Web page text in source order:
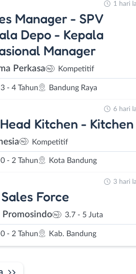
Manager - SPV
Depo - Kepala
Manager
Perkasa Kompetitif
3 - 4 Tahun Bandung Raya
1 hari
Kitchen - Kitchen
Kompetitif
0 - 2 Tahun Kota Bandung
6 hari
Force
Promosindo 3.7 - 5 Juta
0 - 2 Tahun Kab. Bandung
3 hari